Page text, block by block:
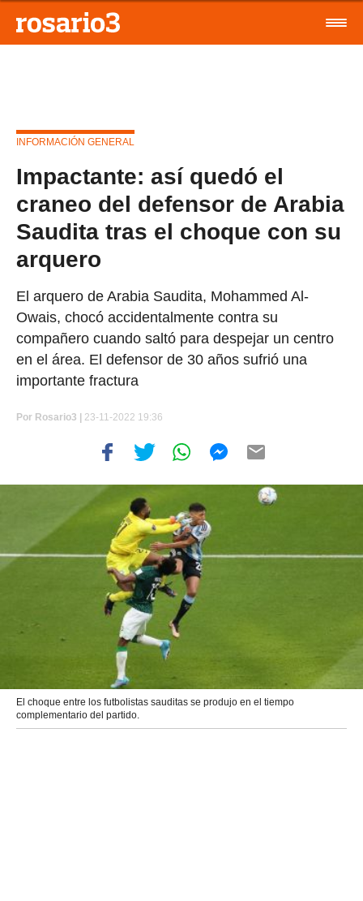
INFORMACIÓN GENERAL
Impactante: así quedó el
craneo del defensor de Arabia
Saudita tras el choque con su
arquero
El arquero de Arabia Saudita, Mohammed Al-
Owais, chocó accidentalmente contra su
compañero cuando saltó para despejar un centro
en el área. El defensor de 30 años sufrió una
importante fractura
Por Rosario3 | 23-11-2022 19:36
El choque entre los futbolistas sauditas se produjo en el tiempo
complementario del partido.